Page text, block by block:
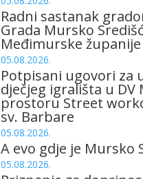
Radni sastanak
Grada Mursko
Međimurske županije
05.08.2026.
Potpisani ugovori za
dječjeg igrališta u DV
prostoru Street
sv. Barbare
05.08.2026.
A evo gdje je Mursko
05.08.2026.